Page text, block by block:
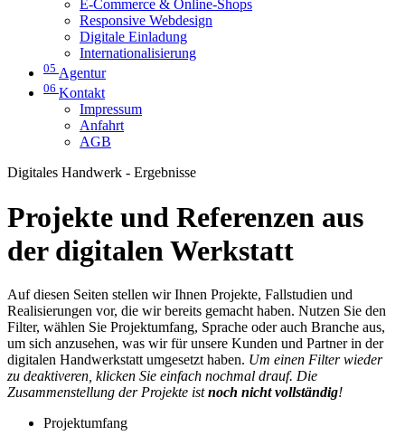
E-Commerce & Online-Shops
Responsive Webdesign
Digitale Einladung
Internationalisierung
05 Agentur
06 Kontakt
Impressum
Anfahrt
AGB
Digitales Handwerk - Ergebnisse
Projekte und Referenzen aus
der digitalen Werkstatt
Auf diesen Seiten stellen wir Ihnen Projekte, Fallstudien und
Realisierungen vor, die wir bereits gemacht haben. Nutzen Sie den
Filter, wählen Sie Projektumfang, Sprache oder auch Branche aus,
um sich anzusehen, was wir für unsere Kunden und Partner in der
digitalen Handwerkstatt umgesetzt haben. Um einen Filter wieder
zu deaktiveren, klicken Sie einfach nochmal drauf. Die
Zusammenstellung der Projekte istnoch nicht vollständig!
Projektumfang